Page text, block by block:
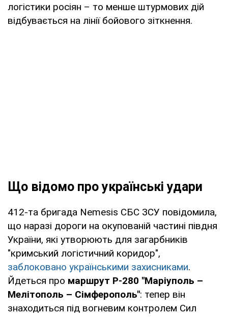
логістики росіян – то менше штурмових дій
відбувається на лінії бойового зіткнення.
Що відомо про українські удари
412-та бригада Nemesis СБС ЗСУ повідомила,
що наразі дороги на окупованій частині півдня
України, які утворюють для загарбників
"кримський логістичний коридор",
заблоковано українськими захисниками.
Йдеться про маршрут Р-280 "Маріуполь –
Мелітополь – Сімферополь": тепер він
знаходиться під вогневим контролем Сил